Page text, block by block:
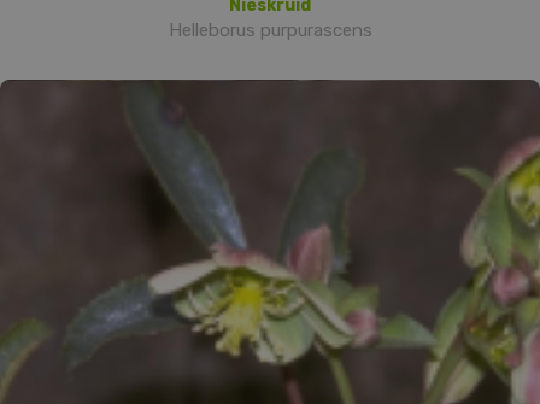
Nieskruid
Helleborus purpurascens